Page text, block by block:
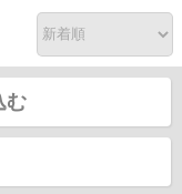
む